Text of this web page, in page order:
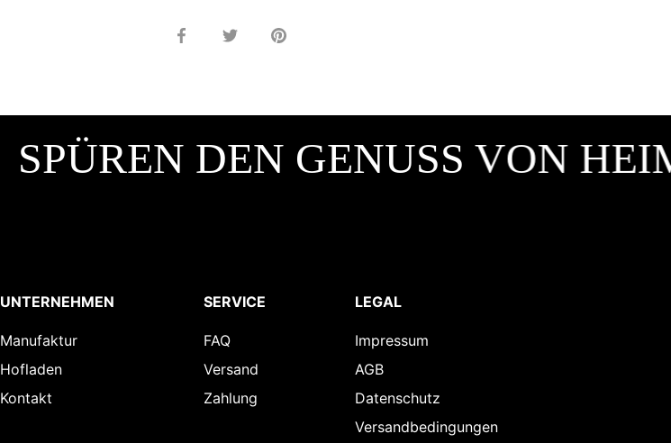
Teilen TwitternPinnen
SPÜREN DEN GENUSS VON
UNTERNEHMEN
Manufaktur
Hofladen
Kontakt
SERVICE
FAQ
Versand
Zahlung
LEGAL
Impressum
AGB
Datenschutz
Versandbedingungen